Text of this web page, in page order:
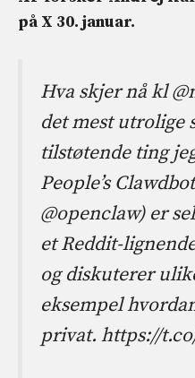
på X 30. januar.
Hva skjer nå kl
det mest utrolige
tilstøtende ting
People’s
@openclaw) er
et Reddit-
og diskuterer
eksempel
privat. https://